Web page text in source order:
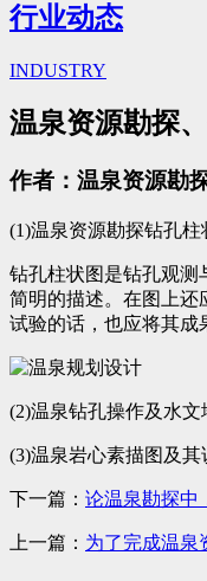
行业动态
INDUSTRY
温泉资源勘探
作者：温泉资源勘
(1)温泉资源勘探钻孔柱
钻孔柱状图是钻孔观测
简明的描述。在图上还
试验的话，也应将其成
(2)温泉钻孔操作及水
(3)温泉岩心素描图及其
下一篇： 论温泉勘探中
上一篇： 为了完成温泉